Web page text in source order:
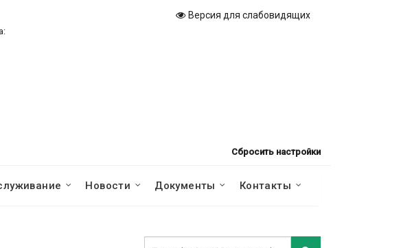
Версия для слабовидящих
Сбросить настройки
Новости Документы Контакты